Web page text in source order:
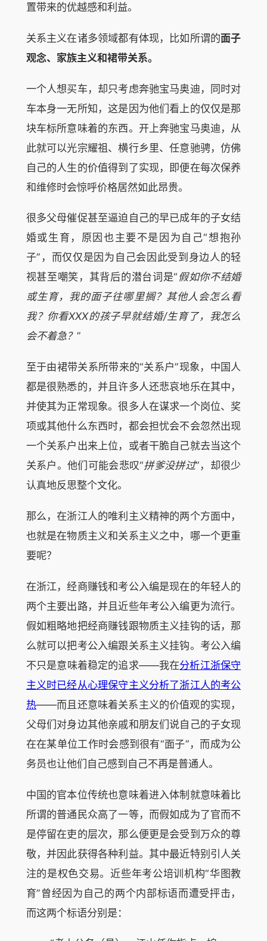
置带来的优越感和利益。
关系主义在诸多领域都有体现，比如所谓的面子
观念、家族主义和裙带关系。
一个人想买车，却只考虑奔驰宝马奥迪，同时对
车本身一无所知，这是因为他们看上的仅仅是那
块车标所意味着的东西。开上奔驰宝马奥迪，从
此就可以光宗耀祖、横行乡里、任意驰骋，仿佛
自己的人生的价值得到了实现，即便在每次保养
和维修时会惊呼价格居然如此昂贵。
很多父母催促甚至逼迫自己的早已成年的子女结
婚或生育，原因也主要不是因为自己“想抱孙
子”，而仅仅是因为自己会因此受到身边人的轻
视甚至嘲笑，其背后的潜台词是“假如你不结婚
或生育，我的面子往哪里搁？其他人会怎么看
我？你看XXX的孩子早就结婚/生育了，我怎么
会不着急？ ”
至于由裙带关系所带来的“关系户”现象，中国人
都是很熟悉的，并且许多人还悲哀地乐在其中，
并使其为正常现象。很多人在谋求一个岗位、奖
项或其他什么东西时，都会担忧会不会忽然出现
一个关系户出来上位，或者干脆自己就去当这个
关系户。他们可能会悲叹“拼爹没拼过”，却很少
认真地反思整个文化。
那么，在浙江人的唯利主义精神的两个方面中，
也就是在物质主义和关系主义之中，哪一个更重
要呢？
在浙江，经商赚钱和考公入编是现在的年轻人的
两个主要出路，并且近些年考公入编更为流行。
假如粗略地把经商赚钱跟物质主义挂钩的话，那
么就可以把考公入编跟关系主义挂钩。考公入编
不只是意味着稳定的追求——我在分析江浙保守
主义时已经从心理保守主义分析了浙江人的考公
热——而且还意味着关系主义的价值观的实现，
父母们对身边其他亲戚和朋友们说自己的子女现
在在某单位工作时会感到很有“面子”，而成为公
务员也让他们自己感到自己不再是普通人。
中国的官本位传统也意味着进入体制就意味着比
所谓的普通民众高了一等，而假如成为了官而不
是停留在吏的层次，那么便更是会受到万众的尊
敬，并因此获得各种利益。其中最近特别引人关
注的是权色交易。近些年考公培训机构“华图教
育”曾经因为自己的两个内部标语而遭受抨击，
而这两个标语分别是：